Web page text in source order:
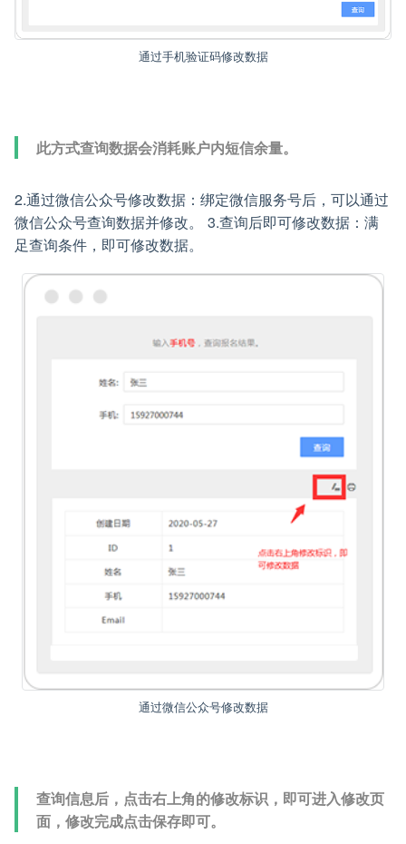
通过手机验证码修改数据
此方式查询数据会消耗账户内短信余量。
2.通过微信公众号修改数据：绑定微信服务号后，可以通过
微信公众号查询数据并修改。 3.查询后即可修改数据：满
足查询条件，即可修改数据。
通过微信公众号修改数据
查询信息后，点击右上角的修改标识，即可进入修改页
面，修改完成点击保存即可。